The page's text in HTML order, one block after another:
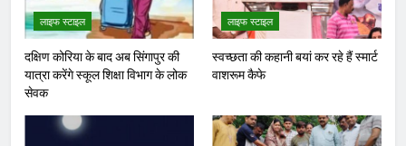
लाइफ स्टाइल
दक्षिण कोरिया के बाद अब सिंगापुर की
यात्रा करेंगे स्कूल शिक्षा विभाग के लोक
सेवक
लाइफ स्टाइल
स्वच्छता की कहानी बयां कर रहे हैं स्मार्ट
वाशरूम कैफे